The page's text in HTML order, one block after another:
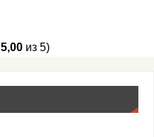
5,00 из 5)